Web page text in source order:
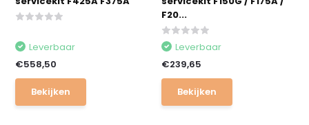
Leverbaar
€558,50
Bekijken
F20...
Leverbaar
€239,65
Bekijken